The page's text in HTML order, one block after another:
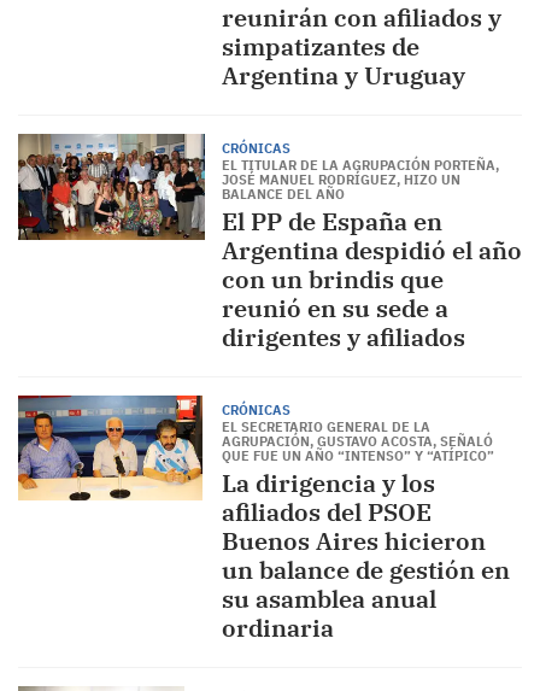
reunirán con afiliados y
simpatizantes de
Argentina y Uruguay
CRÓNICAS
EL TITULAR DE LA AGRUPACIÓN PORTEÑA,
JOSÉ MANUEL RODRÍGUEZ, HIZO UN
BALANCE DEL AÑO
El PP de España en
Argentina despidió el año
con un brindis que
reunió en su sede a
dirigentes y afiliados
CRÓNICAS
EL SECRETARIO GENERAL DE LA
AGRUPACIÓN, GUSTAVO ACOSTA, SEÑALÓ
QUE FUE UN AÑO “INTENSO” Y “ATÍPICO”
La dirigencia y los
afiliados del PSOE
Buenos Aires hicieron
un balance de gestión en
su asamblea anual
ordinaria